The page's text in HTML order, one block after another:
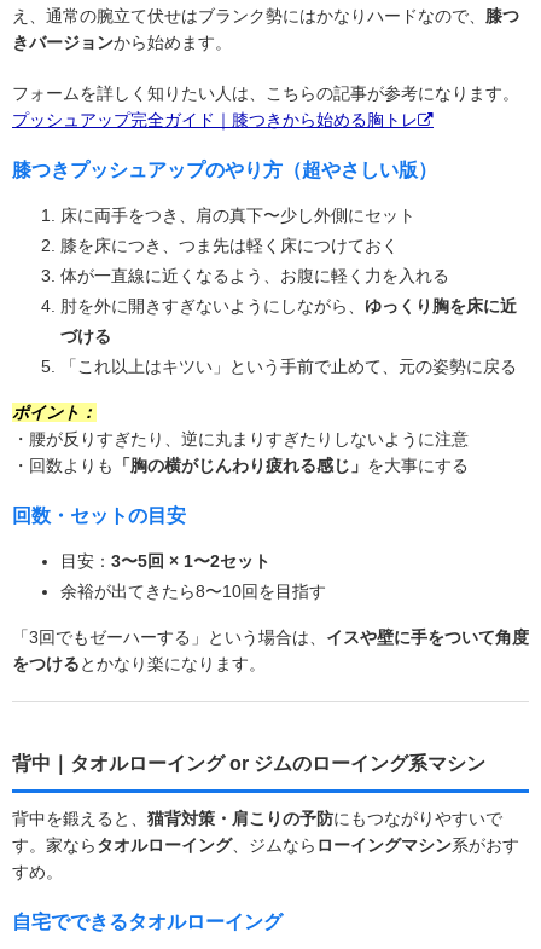
え、通常の腕立て伏せはブランク勢にはかなりハードなので、 膝つ
きバージョンから始めます。
フォームを詳しく知りたい人は、こちらの記事が参考になります。
プッシュアップ完全ガイド｜膝つきから始める胸トレ
膝つきプッシュアップのやり方（超やさしい版）
床に両手をつき、肩の真下〜少し外側にセット
膝を床につき、つま先は軽く床につけておく
体が一直線に近くなるよう、お腹に軽く力を入れる
肘を外に開きすぎないようにしながら、 ゆっくり胸を床に近
づける
「これ以上はキツい」という手前で止めて、元の姿勢に戻る
ポイント：
・腰が反りすぎたり、逆に丸まりすぎたりしないように注意
・回数よりも
「胸の横がじんわり疲れる感じ」 を大事にする
回数・セットの目安
目安： 3〜5回 × 1〜2セット
余裕が出てきたら8〜10回を目指す
「3回でもゼーハーする」という場合は、 イスや壁に手をついて角度
をつけるとかなり楽になります。
背中｜タオルローイング or ジムのローイング系マシン
背中を鍛えると、 猫背対策・肩こりの予防にもつながりやすいで
す。家ならタオルローイング、ジムなら ローイングマシン系がおす
すめ。
自宅でできるタオルローイング